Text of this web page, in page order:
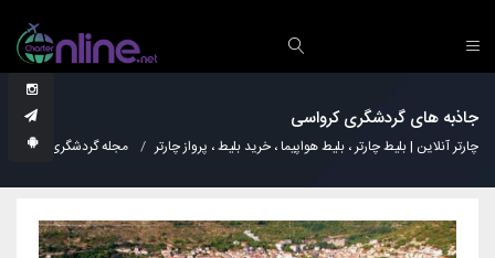
جاذبه های گردشگری کرواسی
چارتر آنلاین | بلیط چارتر ، بلیط هواپیما ، خرید بلیط ، پرواز چارتر مجله گردشگری